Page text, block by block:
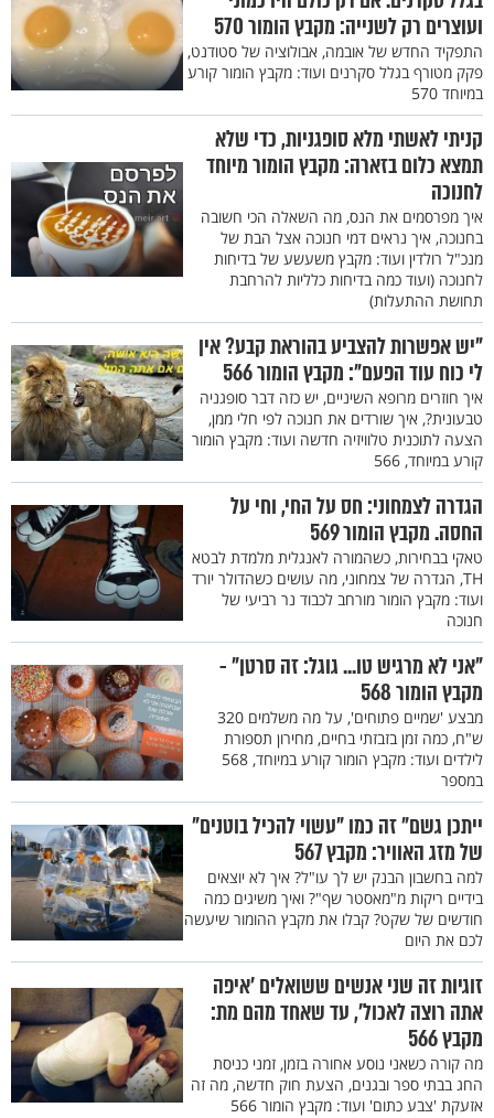
ועוצרים רק לשנייה: מקבץ הומור 570
התפקיד החדש של אובמה, אבולוציה של סטודנט,
פקק מטורף בגלל סקרנים ועוד: מקבץ הומור קורע
במיוחד 570
קניתי לאשתי מלא סופגניות, כדי שלא
תמצא כלום בזארה: מקבץ הומור מיוחד
לחנוכה
איך מפרסמים את הנס, מה השאלה הכי חשובה
בחנוכה, איך נראים דמי חנוכה אצל הבת של
מנכ"ל רולדין ועוד: מקבץ משעשע של בדיחות
לחנוכה (ועוד כמה בדיחות כלליות להרחבת
תחושת ההתעלות)
"יש אפשרות להצביע בהוראת קבע? אין
לי כוח עוד הפעם": מקבץ הומור 566
איך חוזרים מרופא השיניים, יש כזה דבר סופגניה
טבעונית?, איך שורדים את חנוכה לפי חלי ממן,
הצעה לתוכנית טלוויזיה חדשה ועוד: מקבץ הומור
קורע במיוחד, 566
הגדרה לצמחוני: חס על החי, וחי על
החסה. מקבץ הומור 569
טאקי בבחירות, כשהמורה לאנגלית מלמדת לבטא
TH, הגדרה של צמחוני, מה עושים כשהדולר יורד
ועוד: מקבץ הומור מורחב לכבוד נר רביעי של
חנוכה
"אני לא מרגיש טו... גוגל: זה סרטן" -
מקבץ הומור 568
מבצע 'שמיים פתוחים', על מה משלמים 320
ש"ח, כמה זמן בזבזתי בחיים, מחירון תספורת
לילדים ועוד: מקבץ הומור קורע במיוחד, 568
במספר
ייתכן גשם" זה כמו "עשוי להכיל בוטנים"
של מזג האוויר: מקבץ 567
למה בחשבון הבנק יש לך עו"ל? איך לא יוצאים
בידיים ריקות מ"מאסטר שף"? ואיך משיגים כמה
חודשים של שקט? קבלו את מקבץ ההומור שיעשה
לכם את היום
זוגיות זה שני אנשים ששואלים ’איפה
אתה רוצה לאכול’, עד שאחד מהם מת:
מקבץ 566
מה קורה כשאני נוסע אחורה בזמן, זמני כניסת
החג בבתי ספר ובגנים, הצעת חוק חדשה, מה זה
אזעקת 'צבע כתום' ועוד: מקבץ הומור 566